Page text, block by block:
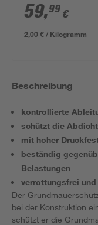
K' 30 kg
59,99 €
2,00 € / Kilogramm
Beschreibung
kontrollierte
schützt die
mit hoher
beständig
Belastungen
verrottungsfrei
Der
bei der Konstruktion
schützt er die